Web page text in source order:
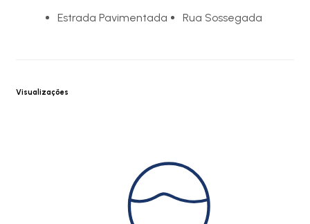
Estrada Pavimentada Rua Sossegada
Visualizações